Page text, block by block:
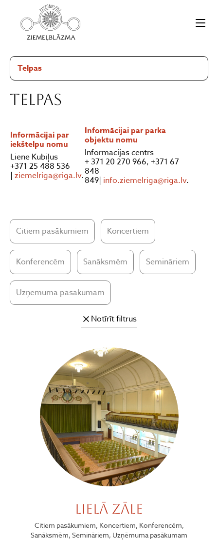
Telpas
Informācijai par
iekštelpu nomu
Liene Kubiļus
+371 25 488 536
| ziemelriga@riga.lv.
Informācijai par parka
objektu nomu
Informācijas centrs
+ 371 20 270 966, +371 67
848
849| info.ziemelriga@riga.lv.
Citiem pasākumiem Koncertiem
Konferencēm Sanāksmēm Semināriem
Uzņēmuma pasākumam
Notīrīt filtrus
Lielā zāle
Citiem pasākumiem, Koncertiem, Konferencēm,
Sanāksmēm, Semināriem, Uzņēmuma pasākumam
Telpas